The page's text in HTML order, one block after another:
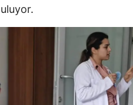
Kastamonu
Kayseri
Kırklareli